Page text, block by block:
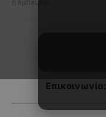
Επικοινωνία: